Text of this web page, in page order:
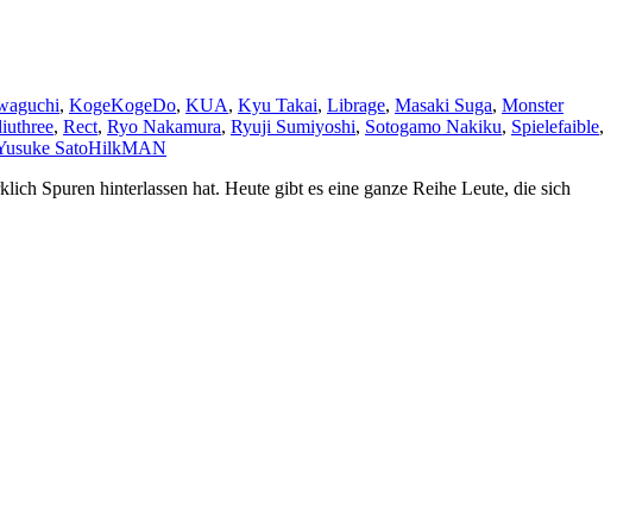
, KogeKogeDo, KUA, Kyu Takai, Librage, Masaki Suga, Monster
, Rect, Ryo Nakamura, Ryuji Sumiyoshi, Sotogamo Nakiku, Spielefaible,
SatoHilkMAN
Spuren hinterlassen hat. Heute gibt es eine ganze Reihe Leute, die sich